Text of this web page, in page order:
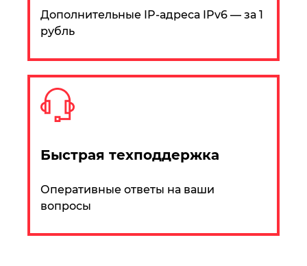
Дополнительные IP-адреса IPv6 — за 1
рубль
Быстрая техподдержка
Оперативные ответы на ваши
вопросы